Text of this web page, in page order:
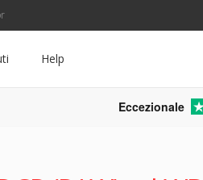
Help
Eccezionale